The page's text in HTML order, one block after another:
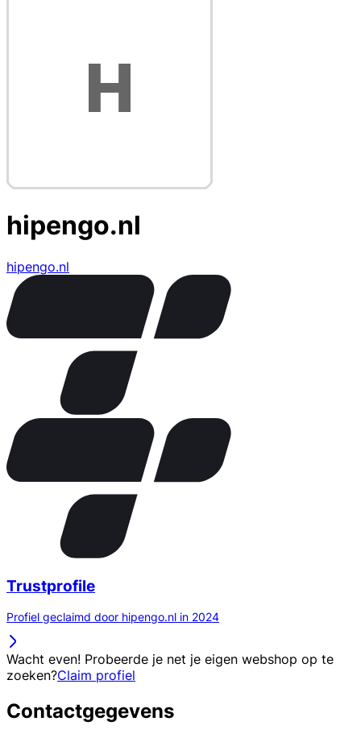
hipengo.nl
hipengo.nl
Trustprofile
Profiel geclaimd door hipengo.nl in 2024
Wacht even! Probeerde je net je eigen webshop op te
zoeken?Claim profiel
Contactgegevens